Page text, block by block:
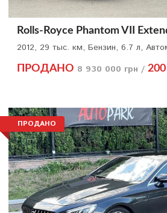
Rolls-Royce Phantom VII
2012, 29 тыс. км, Бензин, 6.7 л,
ПРОДАНО 8 930 000 грн /
ПРОДАНО